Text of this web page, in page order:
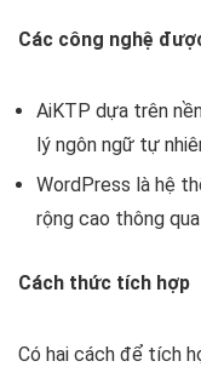
Các công nghệ
AiKTP dựa trên
lý ngôn ngữ tự
WordPress là hệ
rộng cao thông
Cách thức tích hợp
Có hai cách để tích